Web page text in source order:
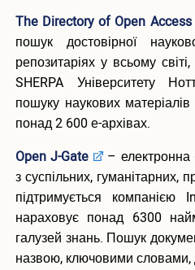
The Directory of Open
пошук достовірної
репозитаріях у всьому
SHERPA Університету
пошуку наукових
понад 2 600 е-архівах.
Open J-Gate
– електронна
з суспільних, гуманітарних,
підтримується
нараховує понад 6300
галузей знань. Пошук
назвою, ключовими словами,